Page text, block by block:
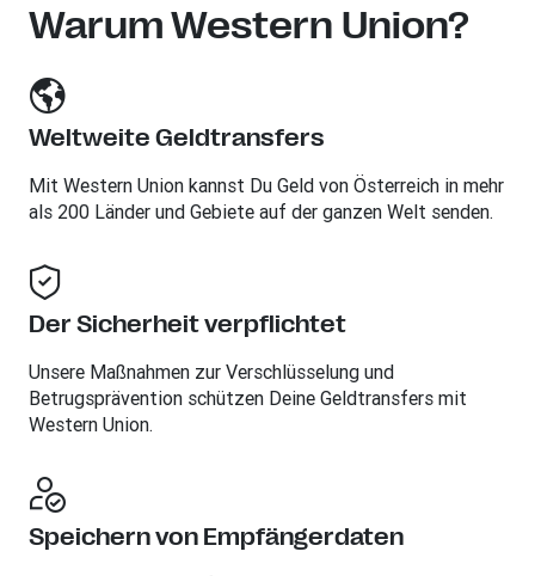
Warum Western Union?
Weltweite Geldtransfers
Mit Western Union kannst Du Geld von Österreich in mehr
als 200 Länder und Gebiete auf der ganzen Welt senden.
Der Sicherheit verpflichtet
Unsere Maßnahmen zur Verschlüsselung und
Betrugsprävention schützen Deine Geldtransfers mit
Western Union.
Speichern von Empfängerdaten